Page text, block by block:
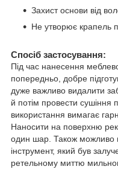
Захист основи від
Не утворює крапель
Спосіб застосування:
Під час нанесення
попередньо, добре
дуже важливо видалити
й потім провести сушіння
використання вимагає
Наносити на поверхню
один шар. Також можливо
інструмент, який був
ретельному миттю